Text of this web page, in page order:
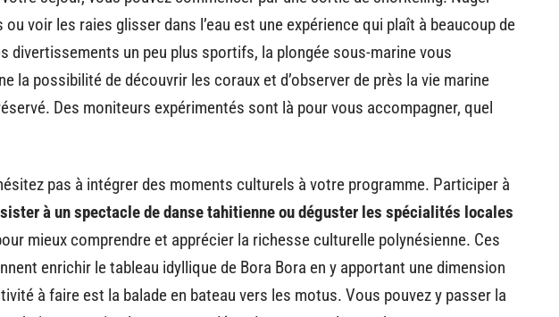
voir les raies glisser dans l’eau est une expérience qui plaît à beaucoup de
divertissements un peu plus sportifs, la plongée sous-marine vous
la possibilité de découvrir les coraux et d’observer de près la vie marine
Des moniteurs expérimentés sont là pour vous accompagner, quel
pas à intégrer des moments culturels à votre programme. Participer à
à un spectacle de danse tahitienne ou déguster les spécialités locales
mieux comprendre et apprécier la richesse culturelle polynésienne. Ces
enrichir le tableau idyllique de Bora Bora en y apportant une dimension
à faire est la balade en bateau vers les motus. Vous pouvez y passer la